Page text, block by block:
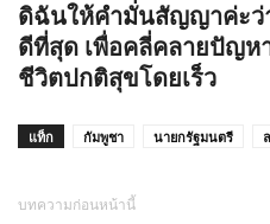
ดิฉันให้คำมั่นสัญญาค่ะว่
ดีที่สุด เพื่อคลี่คลายปัญห
ชีวิตปกติสุขโดยเร็ว
แท็ก กัมพูชา นายกรัฐมนตรี
บทความก่อนหน้านี้